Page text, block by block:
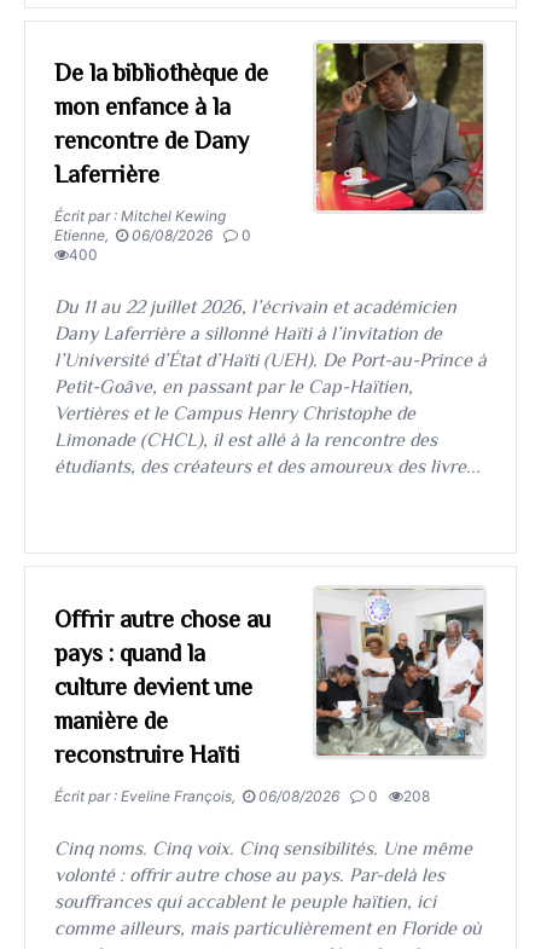
De la bibliothèque de
mon enfance à la
rencontre de Dany
Laferrière
Écrit par : Mitchel Kewing
Etienne,
06/08/2026
0
400
​​​​​​​Du 11 au 22 juillet 2026, l’écrivain et académicien
Dany Laferrière a sillonné Haïti à l’invitation de
l’Université d’État d’Haïti (UEH). De Port-au-Prince à
Petit-Goâve, en passant par le Cap-Haïtien,
Vertières et le Campus Henry Christophe de
Limonade (CHCL), il est allé à la rencontre des
étudiants, des créateurs et des amoureux des livre...
Offrir autre chose au
pays : quand la
culture devient une
manière de
reconstruire Haïti
Écrit par : Eveline François, 06/08/2026 0 208
Cinq noms. Cinq voix. Cinq sensibilités. Une même
volonté : offrir autre chose au pays. Par-delà les
souffrances qui accablent le peuple haïtien, ici
comme ailleurs, mais particulièrement en Floride où